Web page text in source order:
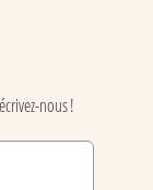
nous !